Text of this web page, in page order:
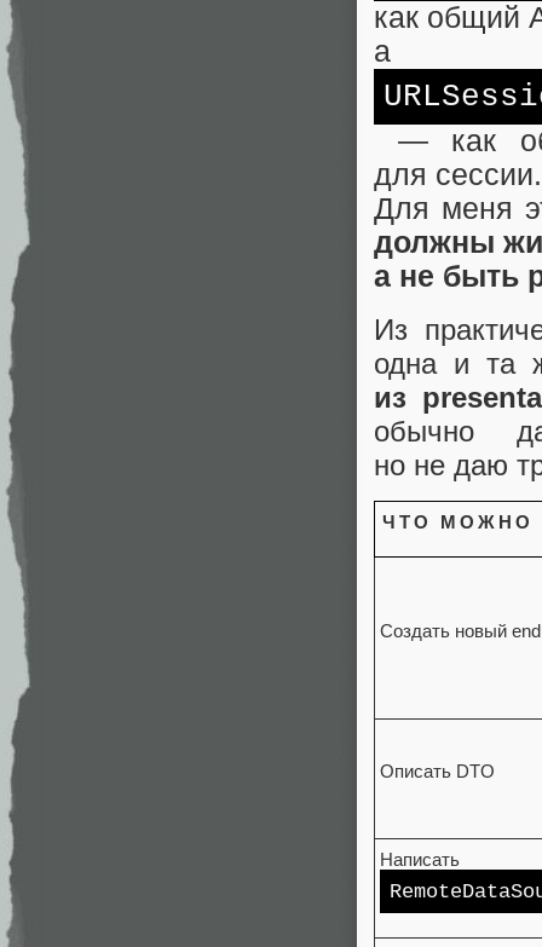
как общий
а
— как
для сессии.
Для меня
должны
а не быть
Из
одна и та
из
обычно
но не даю
ЧТО МОЖНО
Создать новый
Описать DTO
Написать